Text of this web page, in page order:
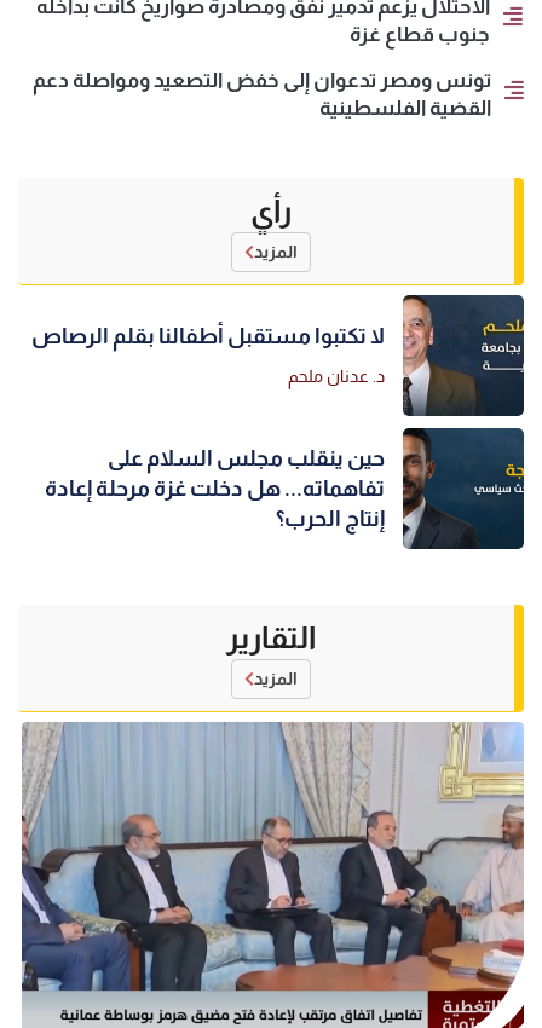
الاحتلال يزعم تدمير نفق ومصادرة صواريخ كانت بداخله
جنوب قطاع غزة
تونس ومصر تدعوان إلى خفض التصعيد ومواصلة دعم
القضية الفلسطينية
رأي
المزيد
لا تكتبوا مستقبل أطفالنا بقلم الرصاص
د. عدنان ملحم
حين ينقلب مجلس السلام على
تفاهماته... هل دخلت غزة مرحلة إعادة
إنتاج الحرب؟
التقارير
المزيد